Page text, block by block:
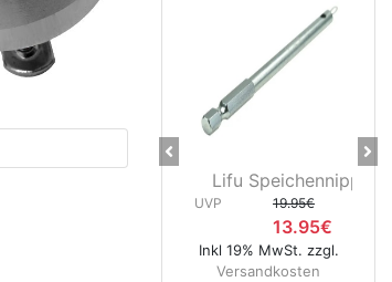
Lifu Speichennippelhalter
19.95€
Inkl 19% MwSt. zzgl.
Versandkosten
CNC
UVP
Inkl 19%
Previous